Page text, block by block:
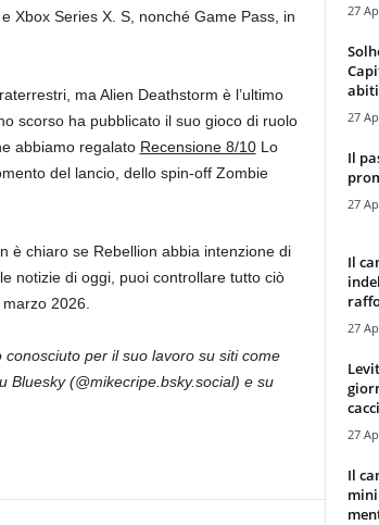
Xbox Series X. S, nonché Game Pass, in
ma Alien Deathstorm è l’ultimo
scorso ha pubblicato il suo gioco di ruolo
abbiamo regalato Recensione 8/10Lo
del lancio, dello spin-off Zombie
è chiaro se Rebellion abbia intenzione di
notizie di oggi, puoi controllare tutto ciò
2026.
per il suo lavoro su siti come
Bluesky (@mikecripe.bsky.social) e su
27
27
Il
27
Il
27
27
Il